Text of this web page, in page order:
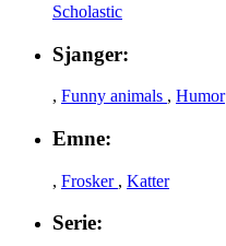
Scholastic
Sjanger:
, Funny animals , Humor
Emne:
, Frosker , Katter
Serie: